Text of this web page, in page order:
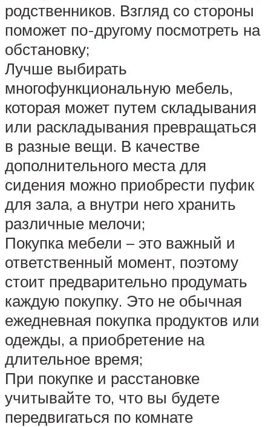
родственников. Взгляд со стороны
поможет по-другому посмотреть на
обстановку;
Лучше выбирать
многофункциональную мебель,
которая может путем складывания
или раскладывания превращаться
в разные вещи. В качестве
дополнительного места для
сидения можно приобрести пуфик
для зала, а внутри него хранить
различные мелочи;
Покупка мебели – это важный и
ответственный момент, поэтому
стоит предварительно продумать
каждую покупку. Это не обычная
ежедневная покупка продуктов или
одежды, а приобретение на
длительное время;
При покупке и расстановке
учитывайте то, что вы будете
передвигаться по комнате